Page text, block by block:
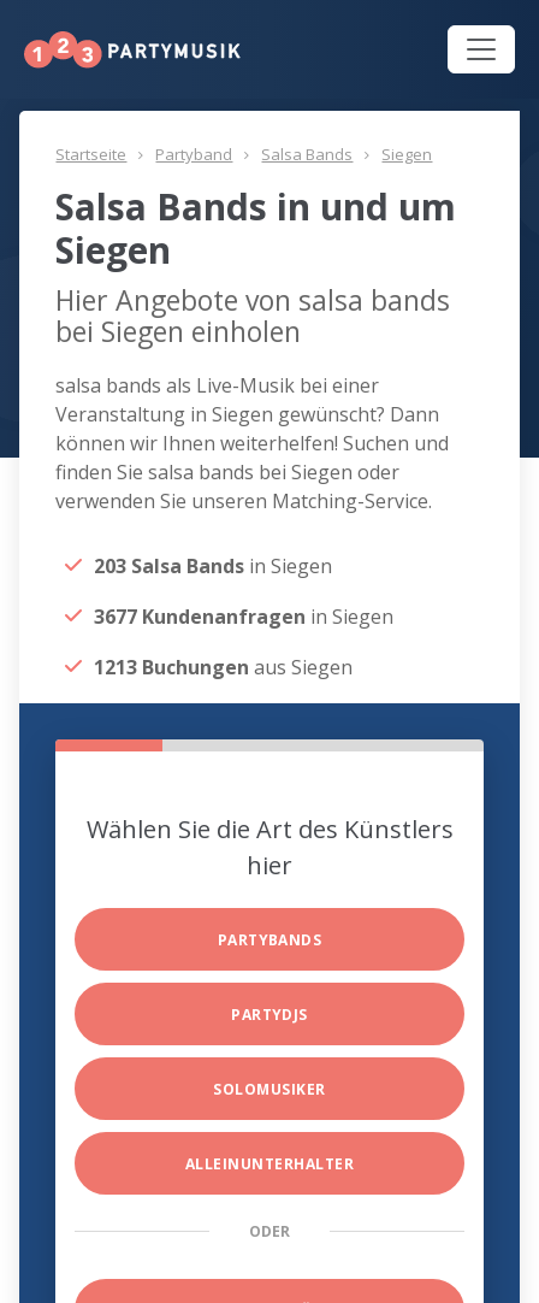
Startseite Partyband Salsa Bands Siegen
Salsa Bands in und um
Siegen
Hier Angebote von salsa bands
bei Siegen einholen
salsa bands als Live-Musik bei einer
Veranstaltung in Siegen gewünscht? Dann
können wir Ihnen weiterhelfen! Suchen und
finden Sie salsa bands bei Siegen oder
verwenden Sie unseren Matching-Service.
203 Salsa Bands in Siegen
3677 Kundenanfragen in Siegen
1213 Buchungen aus Siegen
Wählen Sie die Art des Künstlers
hier
PARTYBANDS
PARTYDJS
SOLOMUSIKER
ALLEINUNTERHALTER
ODER